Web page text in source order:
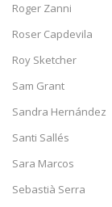
Roger Zanni
Roser Capdevila
Roy Sketcher
Sam Grant
Sandra Hernández
Santi Sallés
Sara Marcos
Sebastià Serra